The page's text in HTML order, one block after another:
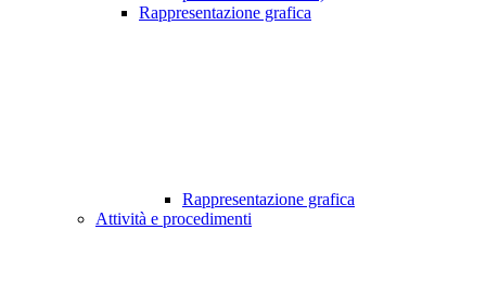
Rappresentazione grafica
Rappresentazione grafica
Attività e procedimenti